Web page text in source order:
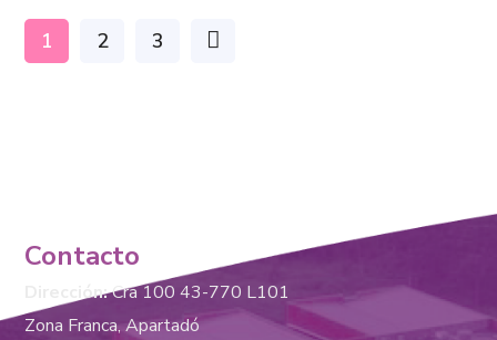
1 2 3
Contacto
Dirección:Cra 100 43-770 L101
Zona Franca, Apartadó